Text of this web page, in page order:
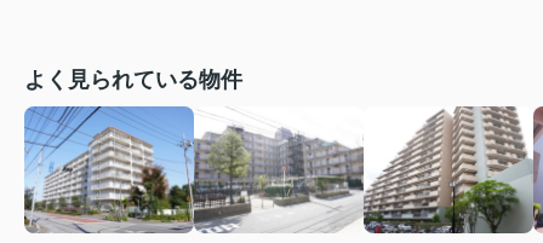
よく見られている物件